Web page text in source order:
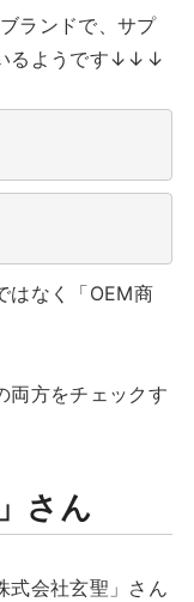
ランドで、サプ
るようです↓↓↓
はなく「OEM商
両方をチェックす
さん
式会社玄聖」さん